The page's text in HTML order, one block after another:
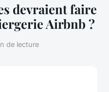
devraient faire
Airbnb ?
de lecture